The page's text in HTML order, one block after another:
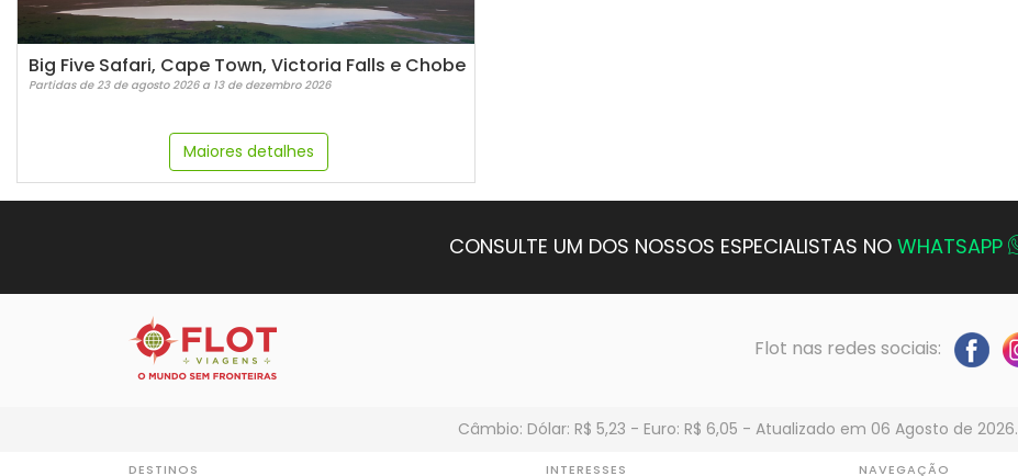
Big Five Safari, Cape Town, Victoria Falls e Chobe
Partidas de 23 de agosto 2026 a 13 de dezembro 2026
Maiores detalhes
CONSULTE UM DOS NOSSOS ESPECIALISTAS NO WHATSAPP
Flot nas redes sociais:
Câmbio: Dólar: R$ 5,23 - Euro: R$ 6,05 - Atualizado em 06 Agosto de 2026.
DESTINOS INTERESSES NAVEGAÇÃO